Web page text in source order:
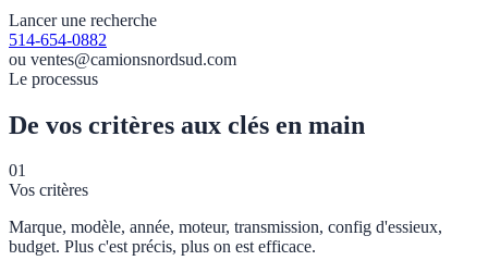
Lancer une recherche
514-654-0882
ou ventes@camionsnordsud.com
Le processus
De vos critères aux clés en main
01
Vos critères
Marque, modèle, année, moteur, transmission, config d'essieux,
budget. Plus c'est précis, plus on est efficace.